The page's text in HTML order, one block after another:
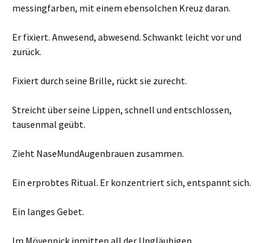
messingfarben, mit einem ebensolchen Kreuz daran.
Er fixiert. Anwesend, abwesend. Schwankt leicht vor und
zurück.
Fixiert durch seine Brille, rückt sie zurecht.
Streicht über seine Lippen, schnell und entschlossen,
tausenmal geübt.
Zieht NaseMundAugenbrauen zusammen.
Ein erprobtes Ritual. Er konzentriert sich, entspannt sich.
Ein langes Gebet.
Im Mövenpick inmitten all der Ungläubigen.